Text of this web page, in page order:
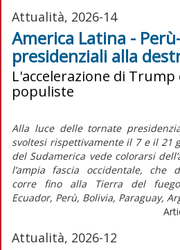
Attualità, 2026-14
America Latina -
presidenziali alla
L'accelerazione di Trump
populiste
Alla luce delle tornate
svoltesi rispettivamente il 7 e il 21
del Sudamerica vede colorarsi
l’ampia fascia occidentale, che
corre fino alla Tierra del
Ecuador, Perù, Bolivia, Paraguay,
Attualità, 2026-12